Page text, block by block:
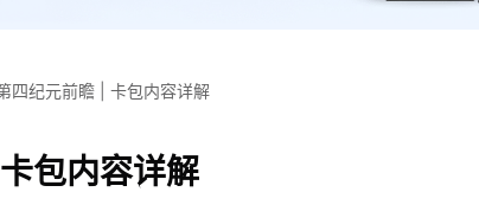
四纪元前瞻 | 卡包内容详解
包内容详解